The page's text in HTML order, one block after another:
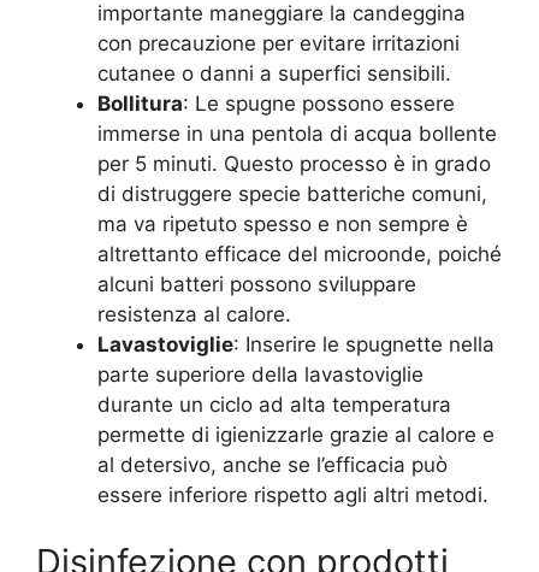
importante maneggiare la candeggina
con precauzione per evitare irritazioni
cutanee o danni a superfici sensibili.
Bollitura: Le spugne possono essere
immerse in una pentola di acqua bollente
per 5 minuti. Questo processo è in grado
di distruggere specie batteriche comuni,
ma va ripetuto spesso e non sempre è
altrettanto efficace del microonde, poiché
alcuni batteri possono sviluppare
resistenza al calore.
Lavastoviglie: Inserire le spugnette nella
parte superiore della lavastoviglie
durante un ciclo ad alta temperatura
permette di igienizzarle grazie al calore e
al detersivo, anche se l’efficacia può
essere inferiore rispetto agli altri metodi.
Disinfezione con prodotti